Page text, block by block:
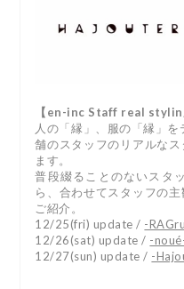
【en-inc Staff real
人の「縁」、服の「縁」
舗のスタッフのリアルな
ます。
普段綴ることのないスタ
ら、合わせてスタッフの
ご紹介。
12/25(fri) update / -
12/26(sat) update / -
12/27(sun) update / -